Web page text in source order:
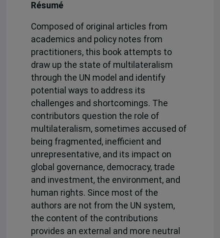
Résumé
Composed of original articles from
academics and policy notes from
practitioners, this book attempts to
draw up the state of multilateralism
through the UN model and identify
potential ways to address its
challenges and shortcomings. The
contributors question the role of
multilateralism, sometimes accused of
being fragmented, inefficient and
unrepresentative, and its impact on
global governance, democracy, trade
and investment, the environment, and
human rights. Since most of the
authors are not from the UN system,
the content of the contributions
provides an external and more neutral